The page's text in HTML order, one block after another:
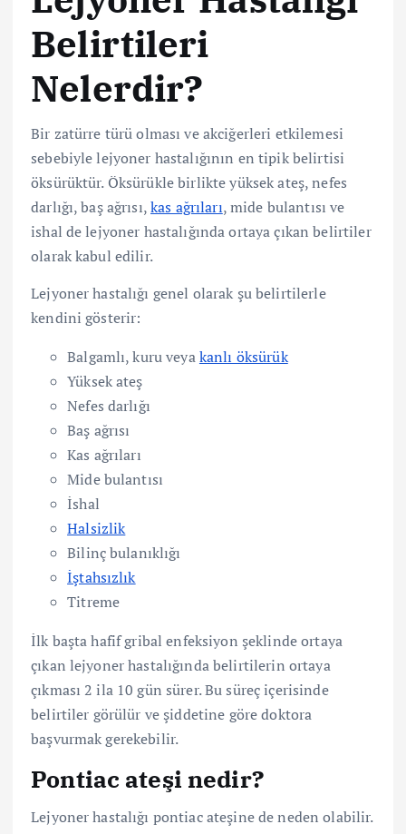
Belirtileri
Nelerdir?
Bir zatürre türü olması ve akciğerleri etkilemesi
sebebiyle lejyoner hastalığının en tipik belirtisi
öksürüktür. Öksürükle birlikte yüksek ateş, nefes
darlığı, baş ağrısı,kas ağrıları, mide bulantısı ve
ishal de lejyoner hastalığında ortaya çıkan belirtiler
olarak kabul edilir.
Lejyoner hastalığı genel olarak şu belirtilerle
kendini gösterir:
Balgamlı, kuru veyakanlı öksürük
Yüksek ateş
Nefes darlığı
Baş ağrısı
Kas ağrıları
Mide bulantısı
İshal
Halsizlik
Bilinç bulanıklığı
İştahsızlık
Titreme
İlk başta hafif gribal enfeksiyon şeklinde ortaya
çıkan lejyoner hastalığında belirtilerin ortaya
çıkması 2 ila 10 gün sürer. Bu süreç içerisinde
belirtiler görülür ve şiddetine göre doktora
başvurmak gerekebilir.
Pontiac ateşi nedir?
Lejyoner hastalığı pontiac ateşine de neden olabilir.